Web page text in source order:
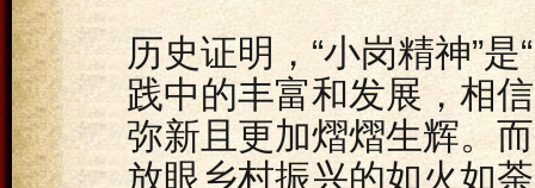
历史证明，“小岗精神”
践中的丰富和发展，相
弥新且更加熠熠生辉。
放眼乡村振兴的如火如